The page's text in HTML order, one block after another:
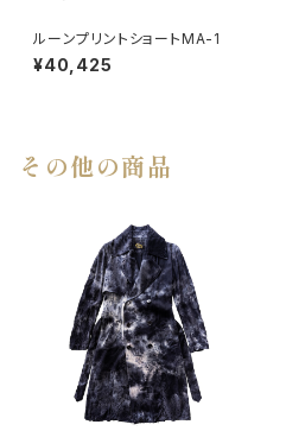
ルーンプリントショートMA-1
¥40,425
その他の商品